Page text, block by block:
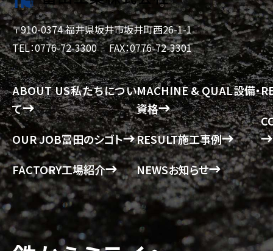
〒910-0374 福井県坂井市坂井町西26-1-1
TEL：0776-72-3300
FAX：0776-72-3301
ABOUT US私たちについ
て
OUR JOB冨田のシゴト
FACTORY工場紹介
MACHINE & QUAL設備・
資格
RESULT施工事例
NEWSお知らせ